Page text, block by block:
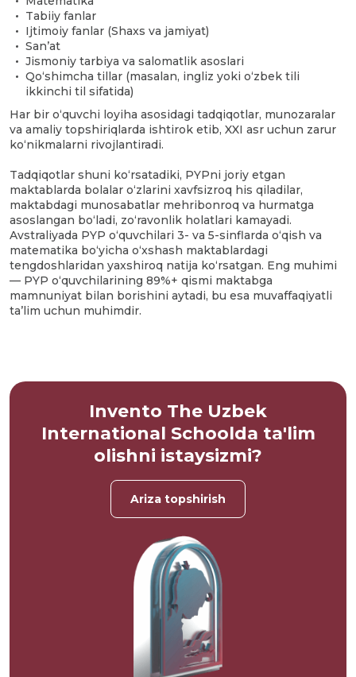
Tabiiy fanlar
Ijtimoiy fanlar (Shaxs va jamiyat)
San’at
Jismoniy tarbiya va salomatlik asoslari
Qo‘shimcha tillar (masalan, ingliz yoki o‘zbek tili
ikkinchi til sifatida)
Har bir o‘quvchi loyiha asosidagi tadqiqotlar, munozaralar
va amaliy topshiriqlarda ishtirok etib, XXI asr uchun zarur
ko‘nikmalarni rivojlantiradi.
Tadqiqotlar shuni ko‘rsatadiki, PYPni joriy etgan
maktablarda bolalar o‘zlarini xavfsizroq his qiladilar,
maktabdagi munosabatlar mehribonroq va hurmatga
asoslangan bo‘ladi, zo‘ravonlik holatlari kamayadi.
Avstraliyada PYP o‘quvchilari 3- va 5-sinflarda o‘qish va
matematika bo‘yicha o‘xshash maktablardagi
tengdoshlaridan yaxshiroq natija ko‘rsatgan. Eng muhimi
— PYP o‘quvchilarining 89%+ qismi maktabga
mamnuniyat bilan borishini aytadi, bu esa muvaffaqiyatli
ta’lim uchun muhimdir.
Invento The Uzbek
International Schoolda ta'lim
olishni istaysizmi?
Ariza topshirish